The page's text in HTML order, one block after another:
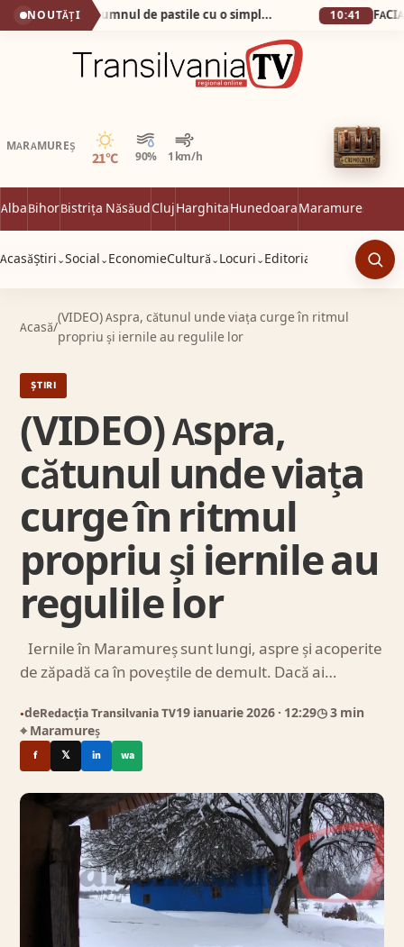
NOUTĂȚI Cum am scăpat de pumnul de pastile cu o simplă apă minerală! 10:41
MARAMUREȘ
21°C 90% 1 km/h
Senin
AlbaBihorBistrița NăsăudClujHarghitaHunedoaraMaramureș
AcasăȘtiri ⌄Social ⌄ EconomieCultură ⌄ Locuri ⌄ Editorial
Acasă/
(VIDEO) Aspra, cătunul unde viața curge în ritmul
propriu și iernile au regulile lor
ȘTIRI
(VIDEO) Aspra,
cătunul unde viața
curge în ritmul
propriu și iernile au
regulile lor
Iernile în Maramureș sunt lungi, aspre și acoperite
de zăpadă ca în poveștile de demult. Dacă ai…
●deRedacția Transilvania TV19 ianuarie 2026 · 12:29◷ 3 min
⌖ Maramureș
f 𝕏 in wa